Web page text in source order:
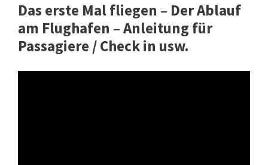
Das erste Mal fliegen – Der Ablauf
am Flughafen – Anleitung für
Passagiere / Check in usw.